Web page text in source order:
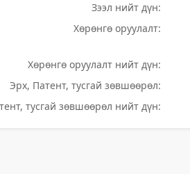
Зээл нийт дүн:
Хөрөнгө оруулалт:
Хөрөнгө оруулалт нийт дүн:
Эрх, Патент, тусгай зөвшөөрөл:
тусгай зөвшөөрөл нийт дүн: